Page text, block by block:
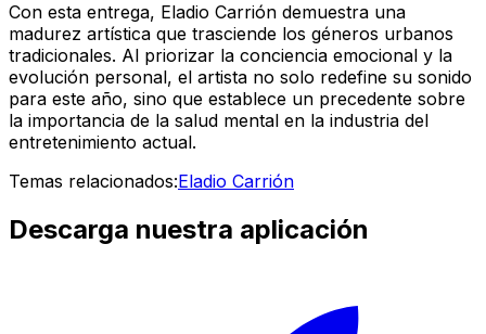
Con esta entrega, Eladio Carrión demuestra una
madurez artística que trasciende los géneros urbanos
tradicionales. Al priorizar la conciencia emocional y la
evolución personal, el artista no solo redefine su sonido
para este año, sino que establece un precedente sobre
la importancia de la salud mental en la industria del
entretenimiento actual.
Temas relacionados:Eladio Carrión
Descarga nuestra aplicación